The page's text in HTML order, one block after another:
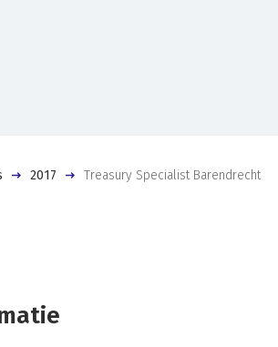
2017 Treasury Specialist Barendrecht